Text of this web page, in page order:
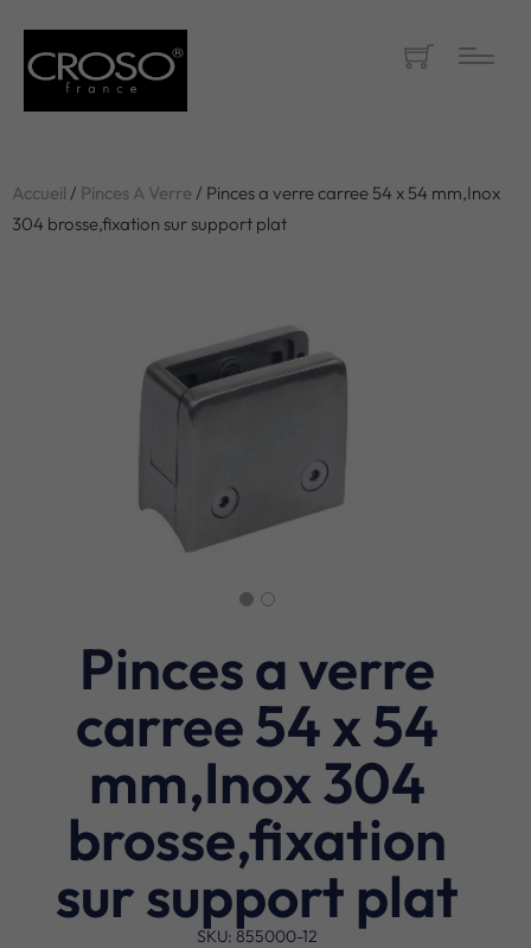
Accueil / Pinces A Verre / Pinces a verre carree 54 x 54 mm,Inox
304 brosse,fixation sur support plat
Pinces a verre
carree 54 x 54
mm,Inox 304
brosse,fixation
sur support plat
SKU: 855000-12